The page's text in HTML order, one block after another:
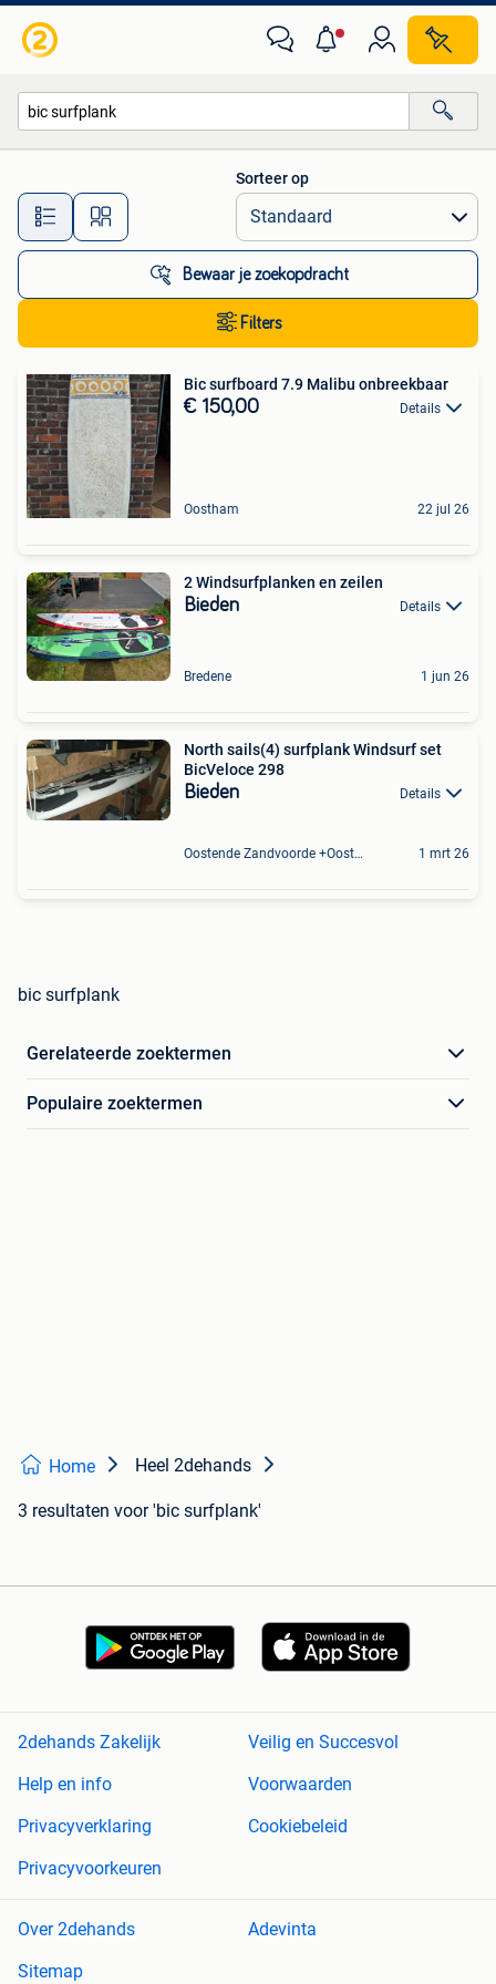
Alle afstanden…
Sorteer op
Bewaar je zoekopdracht
Filters
Bic surfboard 7.9 Malibu onbreekbaar
€ 150,00 Details
Oostham 22 jul 26
2 Windsurfplanken en zeilen
Bieden Details
Bredene 1 jun 26
North sails(4) surfplank Windsurf set
BicVeloce 298
Bieden Details
Oostende Zandvoorde +Oostende 1 mrt 26
bic surfplank
Gerelateerde zoektermen
Populaire zoektermen
Home Heel 2dehands
3 resultaten voor 'bic surfplank'
2dehands Zakelijk
Veilig en Succesvol
Help en info
Voorwaarden
Privacyverklaring
Cookiebeleid
Privacyvoorkeuren
Over 2dehands
Adevinta
Sitemap